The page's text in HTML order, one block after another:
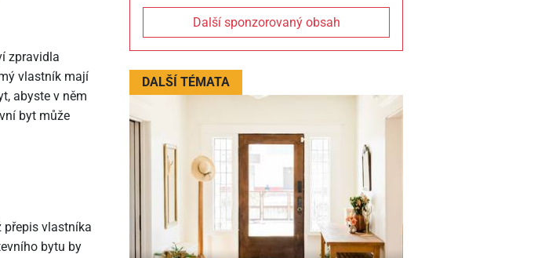
zpravidla
vlastník mají
abyste v něm
byt může
přepis vlastníka
bytu by
Další sponzorovaný obsah
DALŠÍ TÉMATA